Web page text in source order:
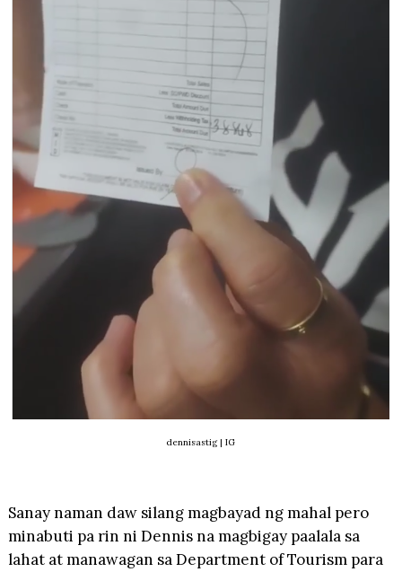
dennisastig | IG
Sanay naman daw silang magbayad ng mahal pero
minabuti pa rin ni Dennis na magbigay paalala sa
lahat at manawagan sa Department of Tourism para